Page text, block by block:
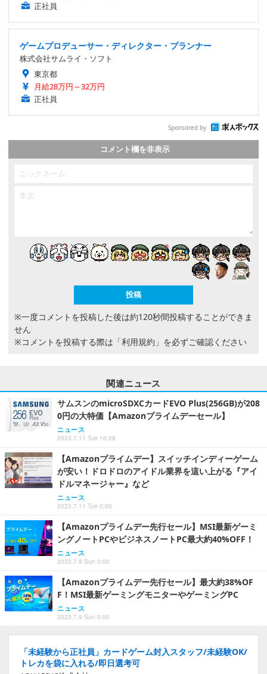
正社員
ゲームプロデューサー・ディレクター・プランナー
株式会社サムライ・ソフト
東京都
月給28万円～32万円
正社員
Sponsored by
コメント欄を非表示
※一度コメントを投稿した後は約120秒間投稿することができま
せん
※コメントを投稿する際は 「利用規約」 を必ずご確認ください
関連ニュース
サムスンのmicroSDXCカードEVO Plus(256GB)が208
0円の大特価【Amazonプライムデーセール】
ニュース
2023.7.11 Tue 10:28
【Amazonプライムデー】スイッチインディーゲーム
が安い！ドロドロのアイドル業界を這い上がる『アイ
ドルマネージャー』など
ニュース
2023.7.11 Tue 0:00
【Amazonプライムデー先行セール】MSI最新ゲーミ
ングノートPCやビジネスノートPC最大約40%OFF！
ニュース
2023.7.9 Sun 0:00
【Amazonプライムデー先行セール】最大約38%OF
F！MSI最新ゲーミングモニターやゲーミングPC
ニュース
2023.7.9 Sun 0:00
「未経験から正社員」カードゲーム封入スタッフ/未経験OK/
トレカを袋に入れる/即日選考可